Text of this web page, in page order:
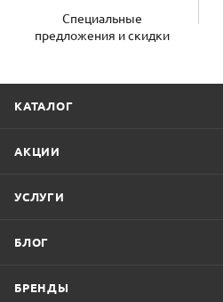
Специальные
предложения и скидки
КАТАЛОГ
АКЦИИ
УСЛУГИ
БЛОГ
БРЕНДЫ